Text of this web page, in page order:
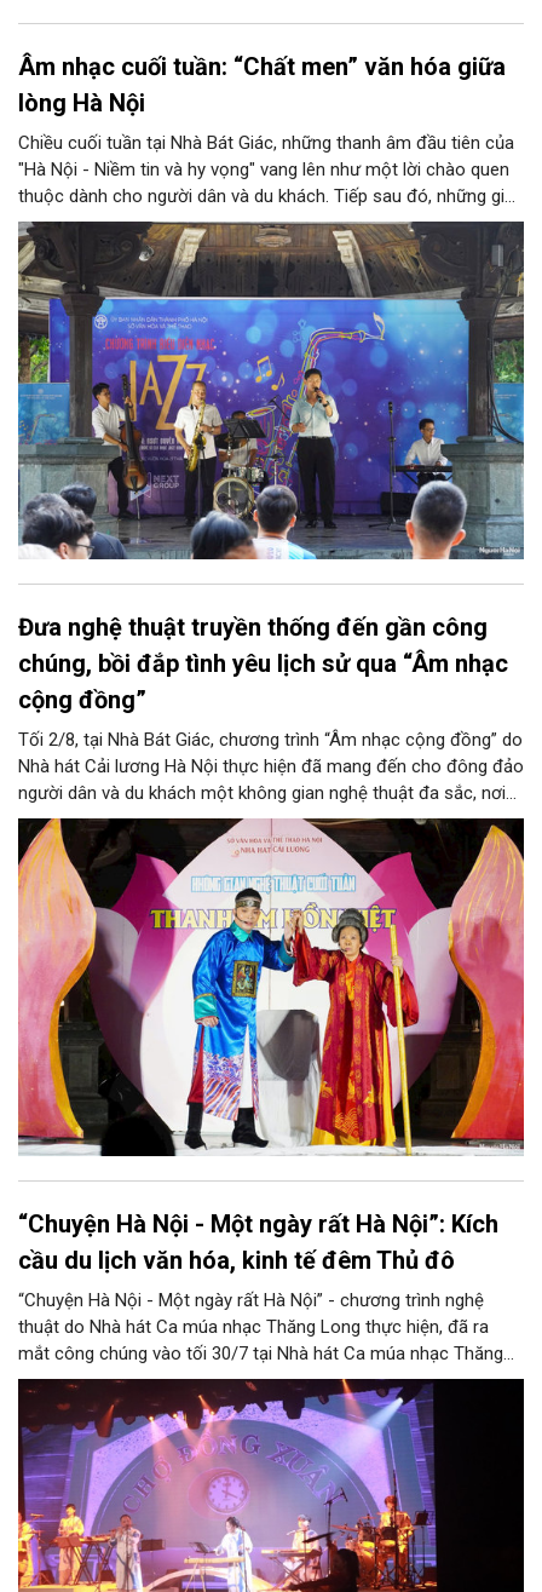
Âm nhạc cuối tuần: “Chất men” văn hóa giữa
lòng Hà Nội
Chiều cuối tuần tại Nhà Bát Giác, những thanh âm đầu tiên của
"Hà Nội - Niềm tin và hy vọng" vang lên như một lời chào quen
thuộc dành cho người dân và du khách. Tiếp sau đó, những giai
điệu jazz kinh điển của thế giới lần lượt cất lên qua phần biểu
diễn của NSƯT Quyền Văn Minh và các nghệ sĩ Bình Minh Jazz
Club, mở ra một không gian âm nhạc giàu cảm xúc ngay giữa
trung tâm Thủ đô.
Đưa nghệ thuật truyền thống đến gần công
chúng, bồi đắp tình yêu lịch sử qua “Âm nhạc
cộng đồng”
Tối 2/8, tại Nhà Bát Giác, chương trình “Âm nhạc cộng đồng” do
Nhà hát Cải lương Hà Nội thực hiện đã mang đến cho đông đảo
người dân và du khách một không gian nghệ thuật đa sắc, nơi
những làn điệu cải lương, ca cổ, tân cổ và các tiết mục múa
hòa quyện trong không gian của phố đi bộ hồ Hoàn Kiếm. Đặc
biệt, chương trình có sự giao lưu của các nghệ sĩ đến từ
phương Nam, góp phần tạo nên cuộc gặp gỡ nghệ thuật giàu
cảm xúc.
“Chuyện Hà Nội - Một ngày rất Hà Nội”: Kích
cầu du lịch văn hóa, kinh tế đêm Thủ đô
“Chuyện Hà Nội - Một ngày rất Hà Nội” - chương trình nghệ
thuật do Nhà hát Ca múa nhạc Thăng Long thực hiện, đã ra
mắt công chúng vào tối 30/7 tại Nhà hát Ca múa nhạc Thăng
Long (số 31 - 33 phố Lương Văn Can, phường Hoàn Kiếm).